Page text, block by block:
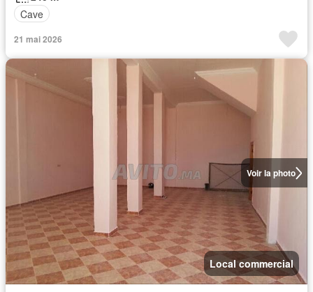
Cave
21 mai 2026
Voir la photo
Local commercial